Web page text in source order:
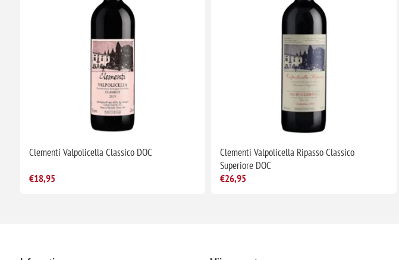
Clementi Valpolicella Classico DOC
€18,95
Clementi Valpolicella Ripasso Classico
Superiore DOC
€26,95